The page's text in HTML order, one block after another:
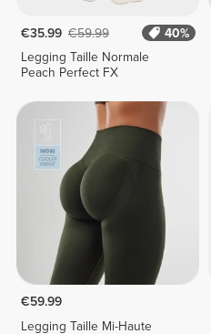
€35.99 €59.99
40%
Legging Taille Normale
Peach Perfect FX
€59.99
Legging Taille Mi-Haute